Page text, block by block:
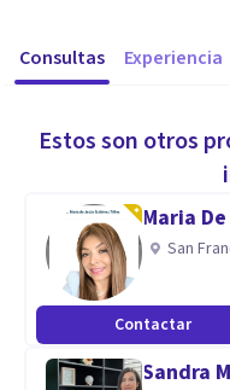
Consultas Experiencia
Estos son otros
Maria
San
Contactar
Sandra